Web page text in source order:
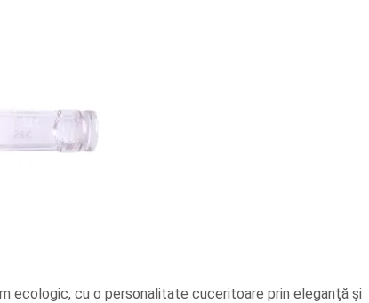
ecologic, cu o personalitate cuceritoare prin eleganţă şi